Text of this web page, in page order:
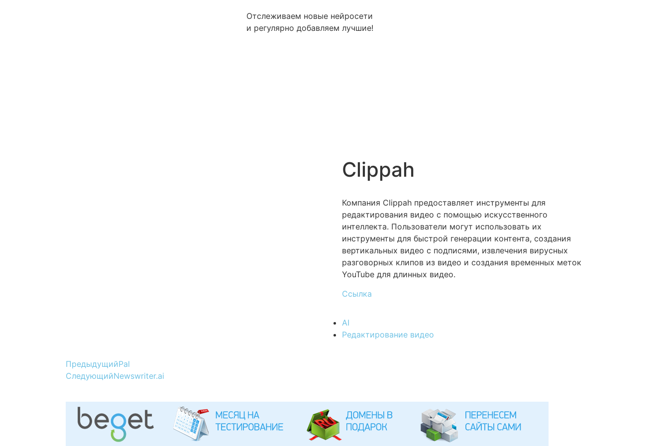
Отслеживаем новые нейросети
и регулярно добавляем лучшие!
Clippah
Компания Clippah предоставляет инструменты для
редактирования видео с помощью искусственного
интеллекта. Пользователи могут использовать их
инструменты для быстрой генерации контента, создания
вертикальных видео с подписями, извлечения вирусных
разговорных клипов из видео и создания временных меток
YouTube для длинных видео.
Ссылка
AI
Редактирование видео
ПредыдущийPal
СледующийNewswriter.ai